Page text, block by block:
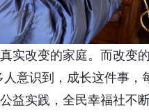
实改变的家庭。而改变
意识到，成长这件事，
益实践，全民幸福社不